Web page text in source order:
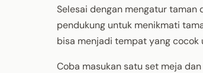
Selesai dengan mengatur taman
pendukung untuk menikmati
bisa menjadi tempat yang
Coba masukan satu set meja